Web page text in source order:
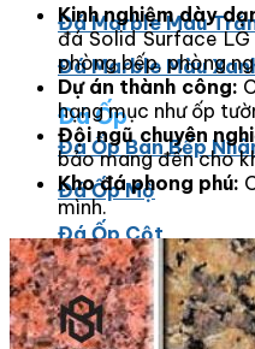
Đá Marble Màu
Đá Marble Màu
Đá Ốp
Đá Ốp Bàn Bếp
Đá Ốp Mộ
Đá Ốp Cột
Đá Ốp Thang Máy
Đá Ốp Bếp
Kinh nghiệm dày
đá Solid Surface
phòng bếp, phòng
Dự án thành công:
hạng mục như ốp
Đội ngũ chuyên
bảo mang đến cho
Kho đá phong phú:
mình.